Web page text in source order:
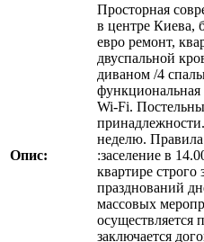
Опис:
Просторная
в центре Киева,
евро ремонт,
двуспальной
диваном /4
функциональная
Wi-Fi.
неделю.
:заселение в
квартире строго
празднований
массовых
осуществляется
заключается